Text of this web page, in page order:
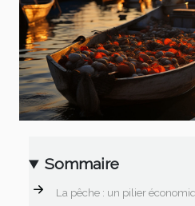
Sommaire
La pêche : un pilier